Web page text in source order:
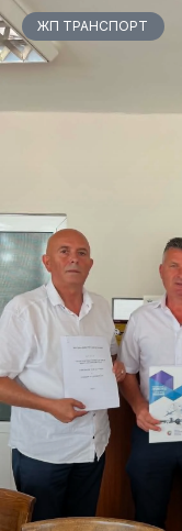
ЖП ТРАНСПОРТ